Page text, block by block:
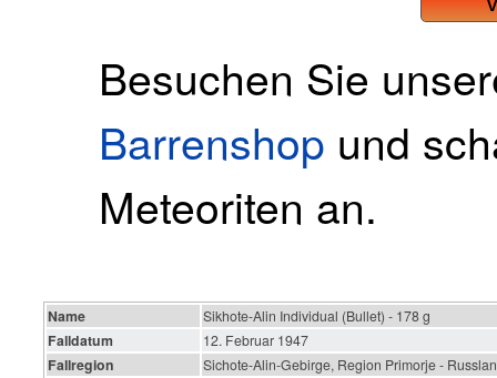
Besuchen Sie
Barrenshop und
Meteoriten an.
Name Sikhote-Alin Individual (Bullet) - 178 g
Falldatum 12. Februar 1947
Fallregion Sichote-Alin-Gebirge, Region Primorje -